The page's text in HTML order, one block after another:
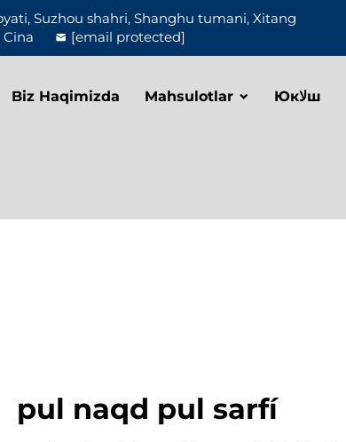
Suzhou shahri, Shanghu tumani, Xitang
[email protected]
Biz Haqimizda Mahsulotlar Юкلاш
pul naqd pul sarfí